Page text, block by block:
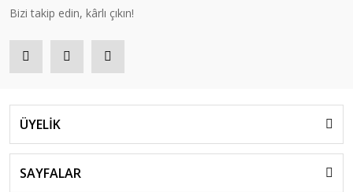
Bizi takip edin, kârlı çıkın!
ÜYELİK
SAYFALAR